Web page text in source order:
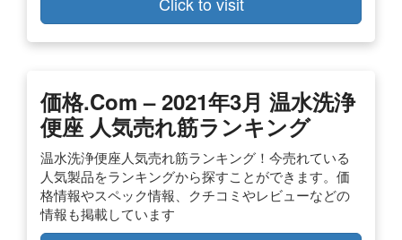
価格.com – 2021年3月 温水洗浄
便座 人気売れ筋ランキング
温水洗浄便座人気売れ筋ランキング！今売れている
人気製品をランキングから探すことができます。価
格情報やスペック情報、クチコミやレビューなどの
情報も掲載しています